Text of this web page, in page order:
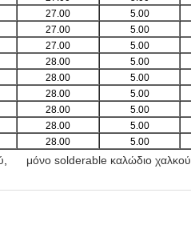
27.00 5.00
27.00 5.00
27.00 5.00
28.00 5.00
28.00 5.00
28.00 5.00
28.00 5.00
28.00 5.00
28.00 5.00
μόνο solderable καλώδιο χαλκού